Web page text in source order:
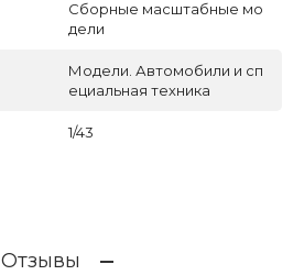
Сборные масштабные мо
дели
Модели. Автомобили и сп
ециальная техника
1/43
Отзывы